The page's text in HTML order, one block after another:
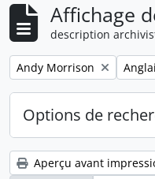
Affichage
description
Remove filter:
Andy Morrison
Options de
Aperçu avant